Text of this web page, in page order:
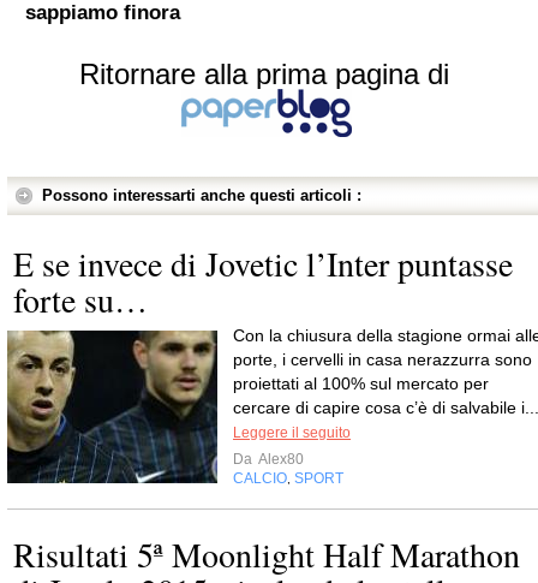
sappiamo finora
Ritornare alla prima pagina di
Possono interessarti anche questi articoli :
E se invece di Jovetic l’Inter puntasse
forte su…
Con la chiusura della stagione ormai
porte, i cervelli in casa nerazzurra sono
proiettati al 100% sul mercato per
cercare di capire cosa c’è di salvabile i...
Leggere il seguito
Da Alex80
CALCIO SPORT
Risultati 5ª Moonlight Half Marathon